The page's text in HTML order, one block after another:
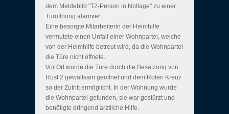
dem Meldebild "T2-Person in Notlage" zu einer
Türöffnung alarmiert.
Eine besorgte Mitarbeiterin der Heimhilfe
vermutete einen Unfall einer Wohnpartei, welche
von der Heimhilfe betreut wird, da die Wohnpartei
die Türe nicht öffnete.
Vor Ort wurde die Türe durch die Besatzung von
Rüst 2 gewaltsam geöffnet und dem Roten Kreuz
so der Zutritt ermöglicht. In der Wohnung wurde
die Wohnpartei gefunden, sie war gestürzt und
benötigte dringend ärztliche Hilfe.